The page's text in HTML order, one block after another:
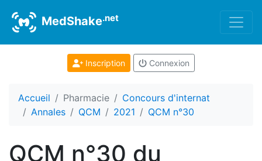
MedShake.net
Inscription Connexion
Accueil Pharmacie
Concours d'internat
Annales
QCM 2021 QCM n°30
QCM n°30 du